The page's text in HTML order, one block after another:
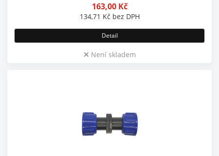
163,00 Kč
134,71 Kč bez DPH
Detail
Není skladem